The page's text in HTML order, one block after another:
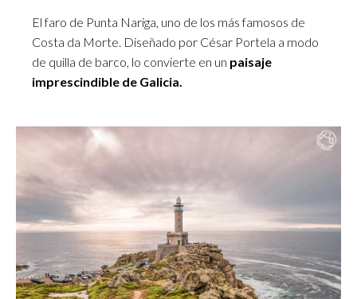
El faro de Punta Nariga, uno de los más famosos de
Costa da Morte. Diseñado por César Portela a modo
de quilla de barco, lo convierte en un paisaje
imprescindible de Galicia.